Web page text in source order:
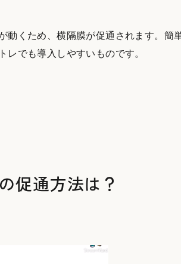
動くため、横隔膜が促通されます。簡
レでも導入しやすいものです。
促通方法は？